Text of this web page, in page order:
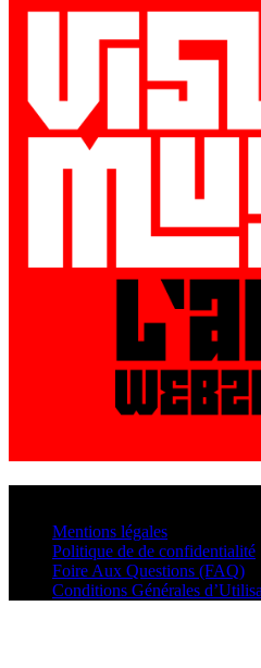
Mentions légales
Politique de de confidentialité
Foire Aux Questions (FAQ)
Conditions Générales